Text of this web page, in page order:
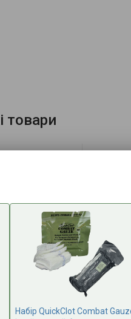
товари
Набір QuickClot Combat